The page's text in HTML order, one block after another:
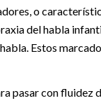
o
del habla
Estos
pasar con fluidez